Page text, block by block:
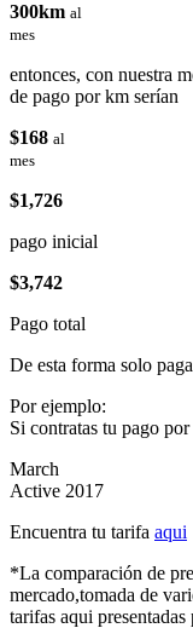
300km al
mes
entonces, con nuestra
de pago por km serían
$168 al
mes
$1,726
pago inicial
$3,742
Pago total
De esta forma solo
Por ejemplo:
Si contratas tu pago
March
Active 2017
Encuentra tu tarifa aqui
*La comparación de
mercado,tomada de
tarifas aqui presentadas